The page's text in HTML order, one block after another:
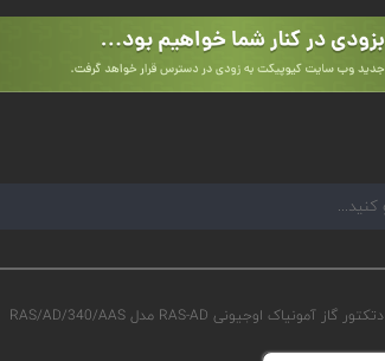
دتکتور گاز آمونیاک اوجیونی RAS-AD مدل RAS/AD/340/AAS